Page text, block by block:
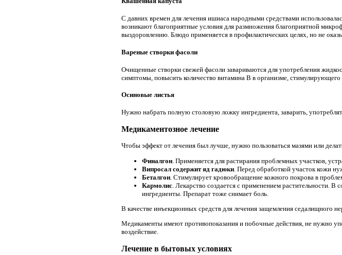
С давних времен для лечения ишиаса народными средствами
возникают благоприятные условия для размножения благоприятной
выздоровлению. Блюдо применяется в профилактических целях, но не
Вареные створки фасоли
Очищенные створки свежей фасоли завариваются для употребления
симптомы, повысить количество витамина B в организме, стимулирующего
Осиновые листья
Нужно набрать полную столовую ложку ингредиента, заварить,
Медикаментозное лечение
Чтобы эффект от лечения был лучше, нужно пользоваться мазями или
Финалгон . Применяется для растирания проблемных участков,
Випросал содержит яд гадюки . Перед обработкой участок кожи
Беталгон . Стимулирует кровообращение кожного покрова в
Кармолис . Лекарство создается с применением растительности.
ингредиенты. Препарат тоже снимает боль.
В качестве инъекционных средств для лечения защемления седалищного
Медикаменты имеют противопоказания и побочные действия, не нужно
воздействие.
Лечение в бытовых условиях